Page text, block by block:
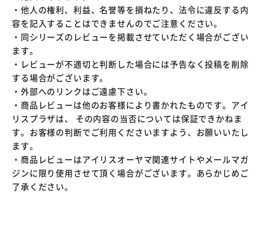
・他人の権利、利益、名誉等を損ねたり、法令に違反する内
容を記入することはできませんのでご注意ください。
・同シリーズのレビューを掲載させていただく場合がござい
ます。
・レビューが不適切と判断した場合には予告なく投稿を削除
する場合がございます。
・外部へのリンクはご遠慮下さい。
・商品レビューは他のお客様により書かれたものです。アイ
リスプラザは、 その内容の当否については保証できかねま
す。お客様の判断でご利用くださいますよう、お願いいたし
ます。
・商品レビューはアイリスオーヤマ関連サイトやメールマガ
ジンに限り使用させて頂く場合がございます。あらかじめご
了承ください。